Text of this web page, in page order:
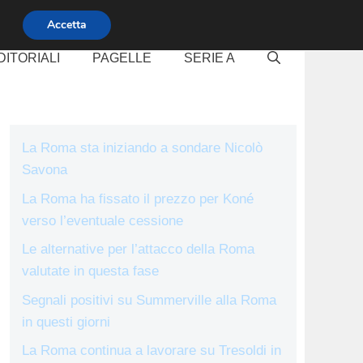
PAGELLE SERIE A
La Roma sta iniziando a sondare Nicolò
Savona
La Roma ha fissato il prezzo per Koné
verso l’eventuale cessione
Le alternative per l’attacco della Roma
valutate in questa fase
Segnali positivi su Summerville alla Roma
in questi giorni
La Roma continua a lavorare su Tresoldi in
Accetta